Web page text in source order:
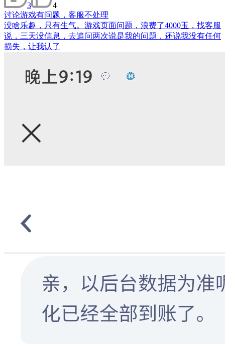
3
4
讨论游戏有问题，客服不处理
没啥乐趣，只有生气。游戏页面问题，浪费了4000玉，找客服
说，三天没信息，去追问两次说是我的问题，还说我没有任何
损失，让我认了